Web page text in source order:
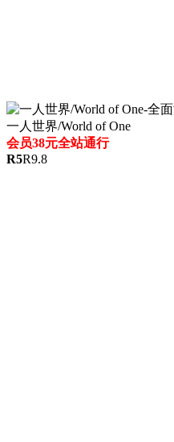
一人世界/World of One
会员38元全站通行
R5R9.8